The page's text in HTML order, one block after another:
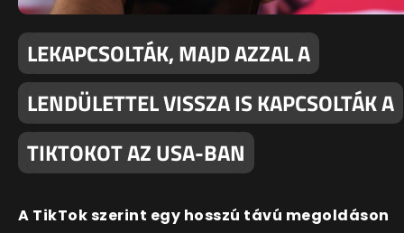
LEKAPCSOLTÁK, MAJD AZZAL A
LENDÜLETTEL VISSZA IS KAPCSOLTÁK A
TIKTOKOT AZ USA-BAN
A TikTok szerint egy hosszú távú megoldáson